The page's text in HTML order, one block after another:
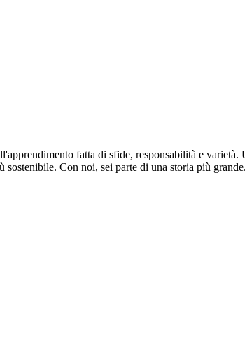
fatta di sfide, responsabilità e
Con noi, sei parte di una storia più